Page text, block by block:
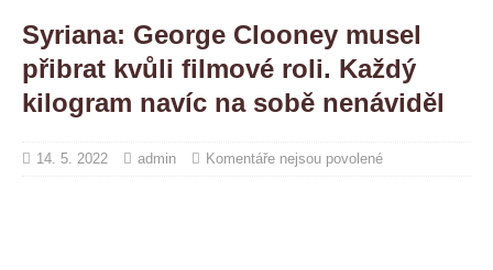
Syriana: George Clooney musel
přibrat kvůli filmové roli. Každý
kilogram navíc na sobě nenáviděl
14. 5. 2022 admin Komentáře nejsou povolené